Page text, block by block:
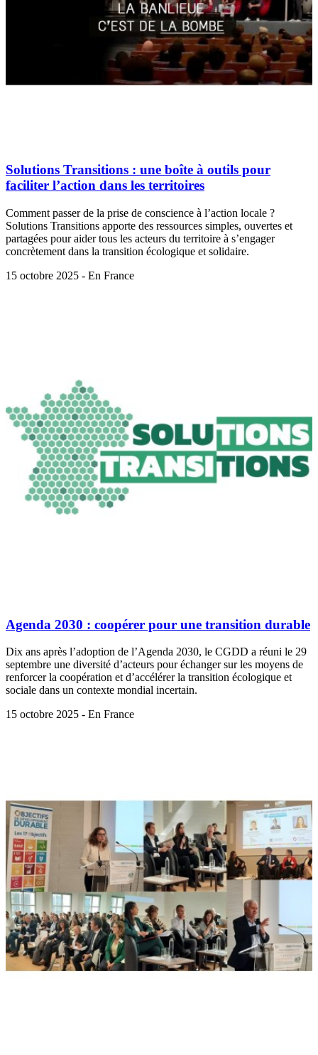
Solutions Transitions : une boîte à outils pour
faciliter l’action dans les territoires
Comment passer de la prise de conscience à l’action locale ?
Solutions Transitions apporte des ressources simples, ouvertes et
partagées pour aider tous les acteurs du territoire à s’engager
concrètement dans la transition écologique et solidaire.
15 octobre 2025 - En France
Agenda 2030 : coopérer pour une transition durable
Dix ans après l’adoption de l’Agenda 2030, le CGDD a réuni le 29
septembre une diversité d’acteurs pour échanger sur les moyens de
renforcer la coopération et d’accélérer la transition écologique et
sociale dans un contexte mondial incertain.
15 octobre 2025 - En France